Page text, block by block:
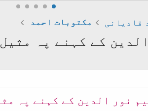
قادیانی مکتوبات احمد
کے کہنے پہ
نور الدین کے کہنے پہ